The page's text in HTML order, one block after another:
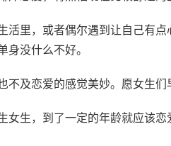
活里，或者偶尔遇到让自己有
身没什么不好。
不及恋爱的感觉美妙。愿女生
女生，到了一定的年龄就应该